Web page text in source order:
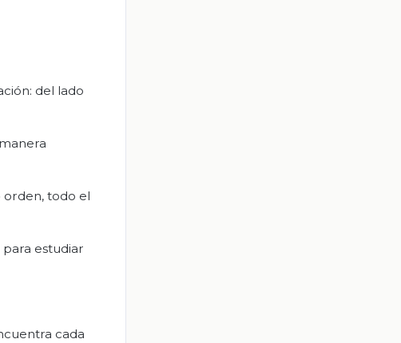
del lado
orden, todo el
estudiar
cada